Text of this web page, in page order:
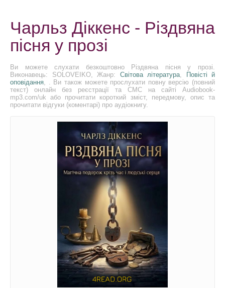
Чарльз Діккенс - Різдвяна
пісня у прозі
Ви можете слухати безкоштовно Різдвяна пісня у прозі.
Виконавець: SOLOVEIKO, Жанр: Світова література,
Повісті й
оповідання, . Ви також можете прослухати повну версію (повний
текст) онлайн без реєстрації та СМС на сайті Audiobook-
mp3.com/uk або прочитати короткий зміст, передмову, опис та
прочитати відгуки (коментарі) про аудіокнигу.